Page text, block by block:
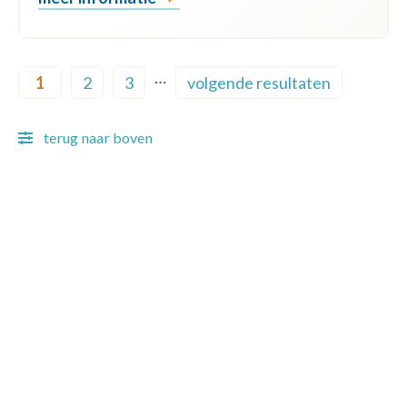
1 2 3
…
volgende resultaten
terug naar boven